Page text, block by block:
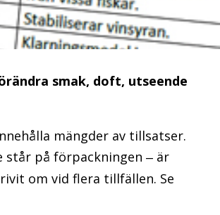
smak, doft, utseende
mängder av tillsatser.
på förpackningen – är
om vid flera tillfällen. Se